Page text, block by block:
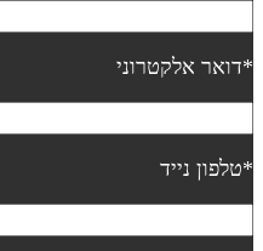
אלקטרוני
נייד